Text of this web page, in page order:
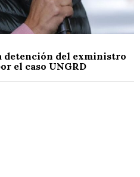
detención del exministro
el caso UNGRD